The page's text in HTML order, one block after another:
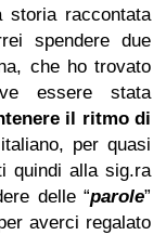
storia raccontata
spendere due
che ho trovato
essere stata
il ritmo di
per quasi
quindi alla sig.ra
delle “parole”
averci regalato